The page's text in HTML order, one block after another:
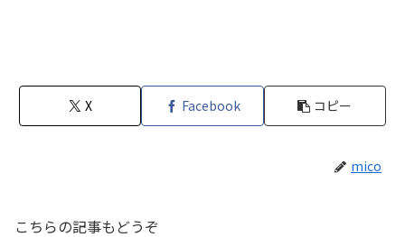
X Facebook コピー
mico
こちらの記事もどうぞ